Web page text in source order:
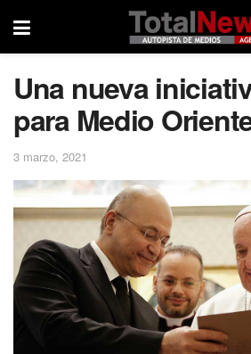
Una nueva
para Medio
3 marzo, 2021